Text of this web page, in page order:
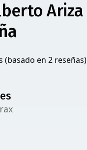
Ariza
(basado en 2 reseñas)